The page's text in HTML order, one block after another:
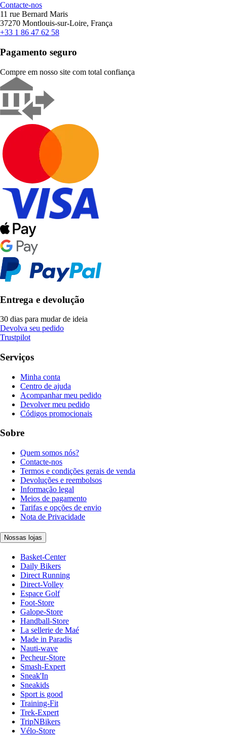
Contacte-nos
11 rue Bernard Maris
37270 Montlouis-sur-Loire, França
+33 1 86 47 62 58
Pagamento seguro
Compre em nosso site com total confiança
Entrega e devolução
30 dias para mudar de ideia
Devolva seu pedido
Trustpilot
Serviços
Minha conta
Centro de ajuda
Acompanhar meu pedido
Devolver meu pedido
Códigos promocionais
Sobre
Quem somos nós?
Contacte-nos
Termos e condições gerais de venda
Devoluções e reembolsos
Informação legal
Meios de pagamento
Tarifas e opções de envio
Nota de Privacidade
Nossas lojas
Basket-Center
Daily Bikers
Direct Running
Direct-Volley
Espace Golf
Foot-Store
Galope-Store
Handball-Store
La sellerie de Maé
Made in Paradis
Nauti-wave
Pecheur-Store
Smash-Expert
Sneak'In
Sneakids
Sport is good
Training-Fit
Trek-Expert
TripNBikers
Vélo-Store